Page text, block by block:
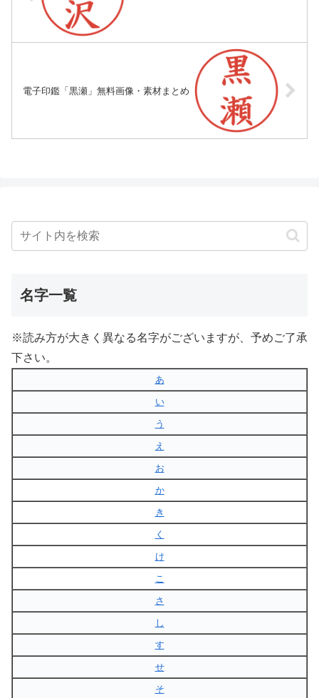
電子印鑑「黒瀬」無料画像・素材まとめ
名字一覧
※読み方が大きく異なる名字がございますが、予めご了承
下さい。
あ
い
う
え
お
か
き
く
け
こ
さ
し
す
せ
そ